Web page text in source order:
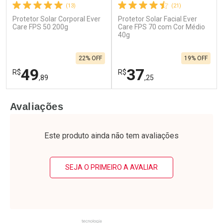
Ativar Desconto Ativar Desconto
Comprar sem Desconto
(13)
Protetor Solar Corporal Ever
Care FPS 50 200g
R$49,89
22% OFF
Laboratório
Por Menos
(21)
Protetor Solar Facial Ever
Care FPS 70 com Cor Médio
40g
R$37,25
19% OFF
Laboratório
Por Menos
Avaliações
Este produto ainda não tem avaliações
SEJA O PRIMEIRO A AVALIAR